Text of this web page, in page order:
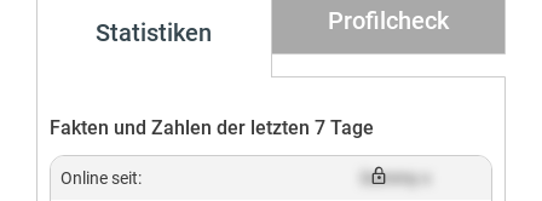
Statistiken Profilcheck
Fakten und Zahlen der letzten 7 Tage
Online seit: Dummy x